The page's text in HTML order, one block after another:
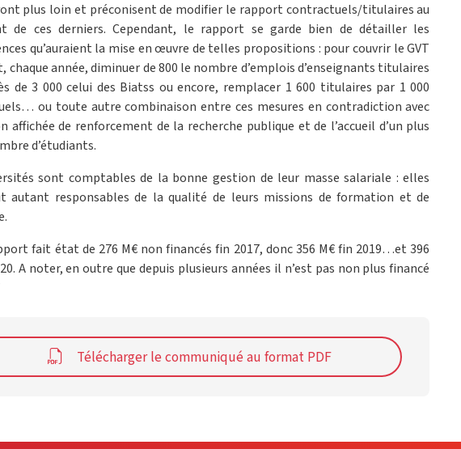
plus loin et préconisent de modifier le rapport contractuels/titulaires au
de ces derniers. Cependant, le rapport se garde bien de détailler les
qu’auraient la mise en œuvre de telles propositions : pour couvrir le GVT
chaque année, diminuer de 800 le nombre d’emplois d’enseignants titulaires
de 3 000 celui des Biatss ou encore, remplacer 1 600 titulaires par 1 000
ou toute autre combinaison entre ces mesures en contradiction avec
affichée de renforcement de la recherche publique et de l’accueil d’un plus
d’étudiants.
sont comptables de la bonne gestion de leur masse salariale : elles
autant responsables de la qualité de leurs missions de formation et de
fait état de 276 M€ non financés fin 2017, donc 356 M€ fin 2019…et 396
A noter, en outre que depuis plusieurs années il n’est pas non plus financé
Télécharger le communiqué au format PDF